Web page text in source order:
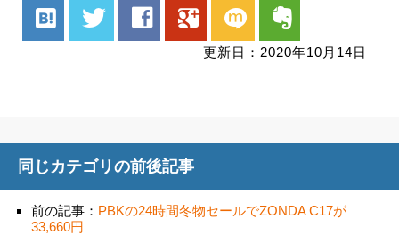
hatenabookmark twitter facebook google mixi evernote
更新日：2020年10月14日
同じカテゴリの前後記事
前の記事： PBKの24時間冬物セールでZONDA C17が
33,660円